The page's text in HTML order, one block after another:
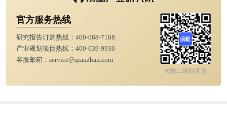
在“智能相对论”看来，受疫情影响，用户困于家中，
从而有了更多时间参与线上社交是天时；基于西方国
家有Class交流的文化背景，和区别于中国内敛的交
流环境，所以Clubhouse会比较容易使用户接受和高
频使用是地利；“邀请制”和单向follow模式激发大众
官方服务热线
研究报告订购热线： 400-068-7188
产业规划项目热线： 400-639-9936
客服邮箱： service@qianzhan.com
长按二维码关注